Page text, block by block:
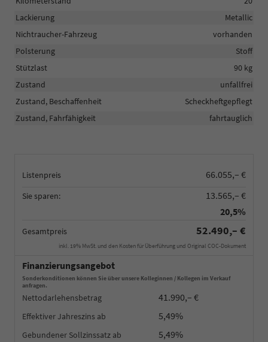
Listenpreis 66.055,– €
Sie sparen:
13.565,– €
20,5%
Gesamtpreis 52.490,– €
inkl. 19% MwSt. und den Kosten für Überführung und Original COC-Dokument
Finanzierungsangebot
Sonderkonditionen können Sie über unsere Kolleginnen / Kollegen im Verkauf
anfragen.
Nettodarlehensbetrag 41.990,– €
Effektiver Jahreszins 5,49%
Gebundener Sollzinssatz 5,49%
Lackierung
Metallic
Nichtraucher-Fahrzeug
vorhanden
Polsterung
Stoff
Stützlast
90 kg
Zustand
unfallfrei
Zustand, Beschaffenheit
Scheckheftgepflegt
Zustand, Fahrfähigkeit
fahrtauglich